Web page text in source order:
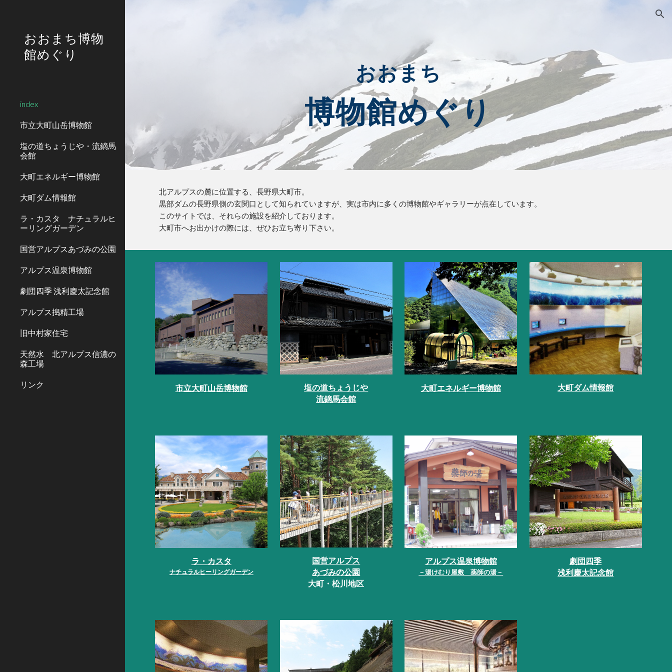
おおまち博物
館めぐり
index
市立大町山岳博物館
塩の道ちょうじや・流鏑馬
会館
大町エネルギー博物館
大町ダム情報館
ラ・カスタ ナチュラルヒ
ーリングガーデン
国営アルプスあづみの公園
アルプス温泉博物館
劇団四季 浅利慶太記念館
アルプス搗精工場
旧中村家住宅
天然水 北アルプス信濃の
森工場
リンク
おおまち
博物館めぐり
北アルプスの麓に位置する、長野県大町市。
黒部ダムの長野県側の玄関口として知られていますが、実は市内に多くの博物館やギャラリーが点在しています。
このサイトでは、それらの施設を紹介しております。
大町市へお出かけの際には、ぜひお立ち寄り下さい。
市立大町山岳博物館
塩の道ちょうじや
流鏑馬会館
大町エネルギー博物館 大町ダム情報館
ラ・カスタ
ナチュラルヒーリングガーデン
国営アルプス
あづみの公園
大町・松川地区
アルプス温泉博物館
－湯けむり屋敷 薬師の湯－
劇団四季
浅利慶太記念館